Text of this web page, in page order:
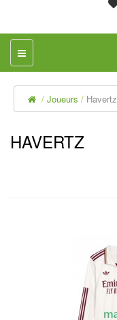
Joueurs Havertz
HAVERTZ